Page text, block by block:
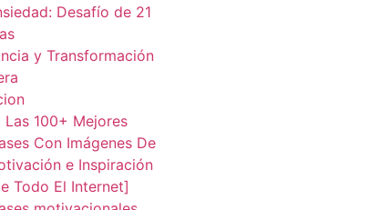
Desafío de 21
y Transformación
Las 100+ Mejores
Con Imágenes De
e Inspiración
Todo El Internet]